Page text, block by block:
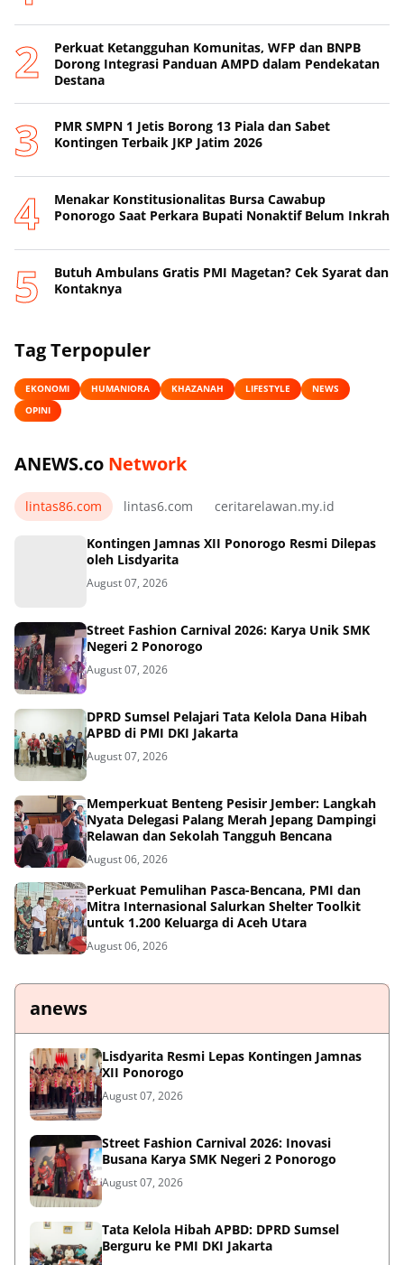
Perkuat Ketangguhan Komunitas, WFP dan BNPB
Dorong Integrasi Panduan AMPD dalam Pendekatan
Destana
PMR SMPN 1 Jetis Borong 13 Piala dan Sabet
Kontingen Terbaik JKP Jatim 2026
Menakar Konstitusionalitas Bursa Cawabup
Ponorogo Saat Perkara Bupati Nonaktif Belum Inkrah
Butuh Ambulans Gratis PMI Magetan? Cek Syarat dan
Kontaknya
Tag Terpopuler
EKONOMI HUMANIORA KHAZANAH LIFESTYLE
NEWS
OPINI
ANEWS.co Network
lintas86.com lintas6.com ceritarelawan.my.id
Kontingen Jamnas XII Ponorogo Resmi Dilepas
oleh Lisdyarita
August 07, 2026
Street Fashion Carnival 2026: Karya Unik SMK
Negeri 2 Ponorogo
August 07, 2026
DPRD Sumsel Pelajari Tata Kelola Dana Hibah
APBD di PMI DKI Jakarta
August 07, 2026
Memperkuat Benteng Pesisir Jember: Langkah
Nyata Delegasi Palang Merah Jepang Dampingi
Relawan dan Sekolah Tangguh Bencana
August 06, 2026
Perkuat Pemulihan Pasca-Bencana, PMI dan
Mitra Internasional Salurkan Shelter Toolkit
untuk 1.200 Keluarga di Aceh Utara
August 06, 2026
anews
Lisdyarita Resmi Lepas Kontingen Jamnas
XII Ponorogo
August 07, 2026
Street Fashion Carnival 2026: Inovasi
Busana Karya SMK Negeri 2 Ponorogo
August 07, 2026
Tata Kelola Hibah APBD: DPRD Sumsel
Berguru ke PMI DKI Jakarta